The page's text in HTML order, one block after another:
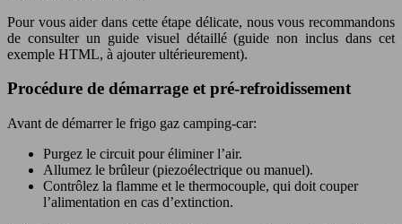
Pour vous aider dans cette étape délicate, nous vous recommandons
de consulter un guide visuel détaillé (guide non inclus dans cet
exemple HTML, à ajouter ultérieurement).
Procédure de démarrage et pré-refroidissement
Avant de démarrer le frigo gaz camping-car:
Purgez le circuit pour éliminer l’air.
Allumez le brûleur (piezoélectrique ou manuel).
Contrôlez la flamme et le thermocouple, qui doit couper
l’alimentation en cas d’extinction.